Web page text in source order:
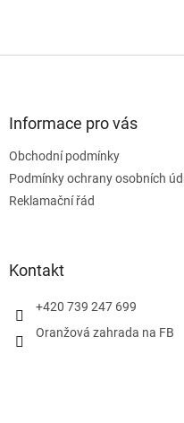
Informace pro vás
Obchodní podmínky
Podmínky ochrany osobních
Reklamační řád
Kontakt
+420 739 247 699
Oranžová zahrada na FB